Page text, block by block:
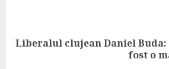
Next
Liberalul clujean Daniel Buda:
fost o